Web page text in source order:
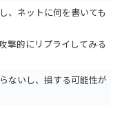
、ネットに何を書いても
撃的にリプライしてみる
ないし、損する可能性が